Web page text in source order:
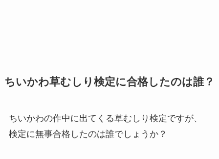
ちいかわ草むしり検定に合格したのは誰？
ちいかわの作中に出てくる草むしり検定ですが、
検定に無事合格したのは誰でしょうか？